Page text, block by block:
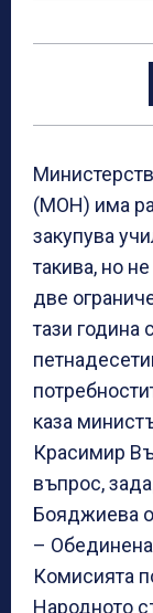
(МОН) има
закупува
такива, но
две
тази година
каза
Красимир
въпрос,
Бояджиева
– Обединена
Комисията
Народното